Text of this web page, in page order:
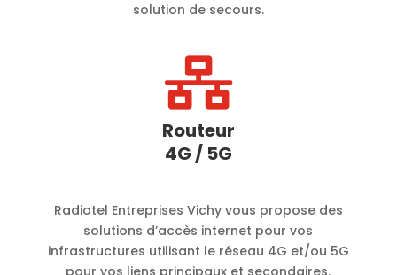
solution de secours.

Routeur
4G / 5G
Radiotel Entreprises Vichy vous propose des
solutions d’accès internet pour vos
infrastructures utilisant le réseau 4G et/ou 5G